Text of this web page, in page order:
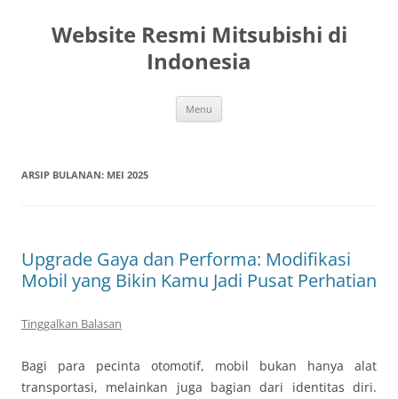
Website Resmi Mitsubishi di
Indonesia
Menu
ARSIP BULANAN: MEI 2025
Upgrade Gaya dan Performa: Modifikasi
Mobil yang Bikin Kamu Jadi Pusat Perhatian
Tinggalkan Balasan
Bagi para pecinta otomotif, mobil bukan hanya alat
transportasi, melainkan juga bagian dari identitas diri.